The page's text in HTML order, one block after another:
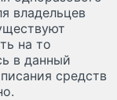
владельцев
на то
в данный
средств